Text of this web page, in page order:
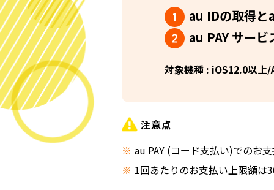
au IDの取得と
au PAY サー
対象機種 : iOS12.0以
注意点
au PAY (コード支払い)でのお
1回あたりのお支払い上限額は